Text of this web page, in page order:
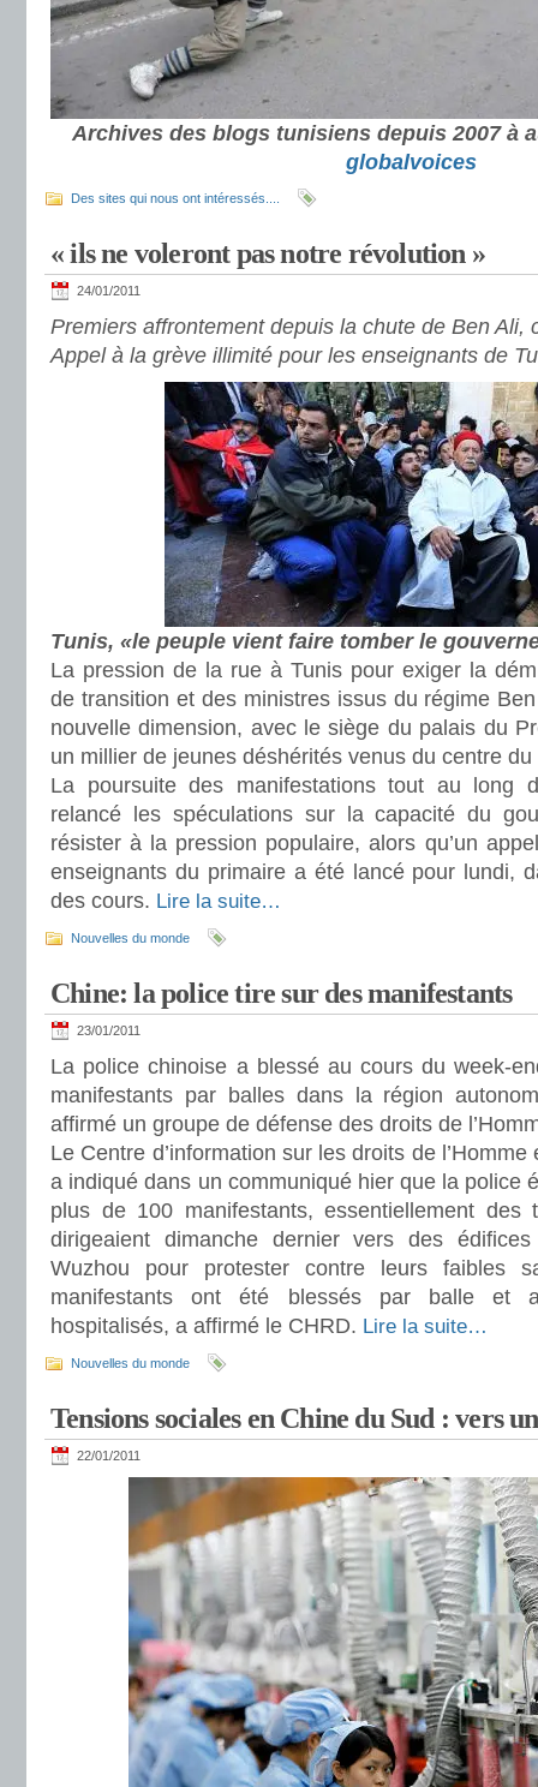
Archives des blogs tunisiens depuis 2007 à
globalvoices
Des sites qui nous ont intéressés....
« ils ne voleront pas notre révolution »
24/01/2011
Premiers affrontement depuis la chute de Ben Ali,
Appel à la grève illimité pour les enseignants de
Tunis, «le peuple vient faire tomber le
La pression de la rue à Tunis pour exiger la
de transition et des ministres issus du régime
nouvelle dimension, avec le siège du palais du
un millier de jeunes déshérités venus du centre du
La poursuite des manifestations tout au long
relancé les spéculations sur la capacité du
résister à la pression populaire, alors qu’un
enseignants du primaire a été lancé pour lundi,
des cours. Lire la suite…
Nouvelles du monde
Chine: la police tire sur des manifestants
23/01/2011
La police chinoise a blessé au cours du week-
manifestants par balles dans la région
affirmé un groupe de défense des droits de
Le Centre d’information sur les droits de
a indiqué dans un communiqué hier que la police
plus de 100 manifestants, essentiellement des
dirigeaient dimanche dernier vers des
Wuzhou pour protester contre leurs faibles
manifestants ont été blessés par balle et
hospitalisés, a affirmé le CHRD. Lire la suite…
Nouvelles du monde
Tensions sociales en Chine du Sud : vers
22/01/2011